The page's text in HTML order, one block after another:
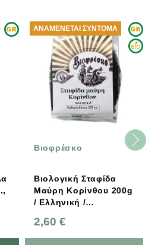
Βιοφρέσκο
Βιολογική Σταφίδα
Μαύρη Κορίνθου 200g
/ Ελληνική /
2,60 €
ΑΝΑΜΈΝΕΤΑΙ ΣΎΝΤΟΜΑ